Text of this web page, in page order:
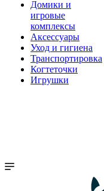
Домики и
игровые
комплексы
Аксессуары
Уход и гигиена
Транспортировка
Когтеточки
Игрушки